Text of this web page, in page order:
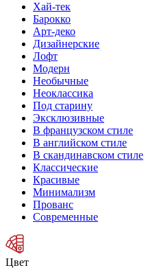
Хай-тек
Барокко
Арт-деко
Дизайнерские
Лофт
Модерн
Необычные
Неоклассика
Под старину
Эксклюзивные
В французском стиле
В английском стиле
В скандинавском стиле
Классические
Красивые
Минимализм
Прованс
Современные
Цвет